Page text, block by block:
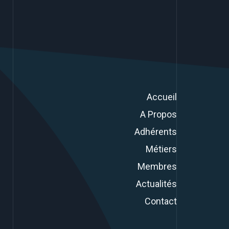
Accueil
A Propos
Adhérents
Métiers
Membres
Actualités
Contact